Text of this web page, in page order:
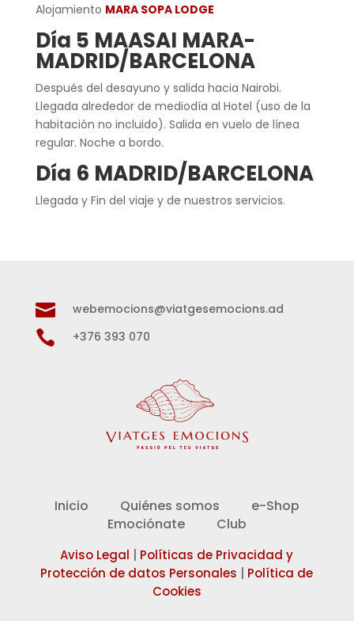
Alojamiento MARA SOPA LODGE
Día 5 MAASAI MARA-
MADRID/BARCELONA
Después del desayuno y salida hacia Nairobi.
Llegada alrededor de mediodía al Hotel (uso de la
habitación no incluido). Salida en vuelo de línea
regular. Noche a bordo.
Día 6 MADRID/BARCELONA
Llegada y Fin del viaje y de nuestros servicios.
 webemocions@viatgesemocions.ad
 +376 393 070
Inicio Quiénes somos
e-Shop
Emociónate
Club
Aviso Legal
Políticas de Privacidad y
Protección de datos Personales
Política de
Cookies